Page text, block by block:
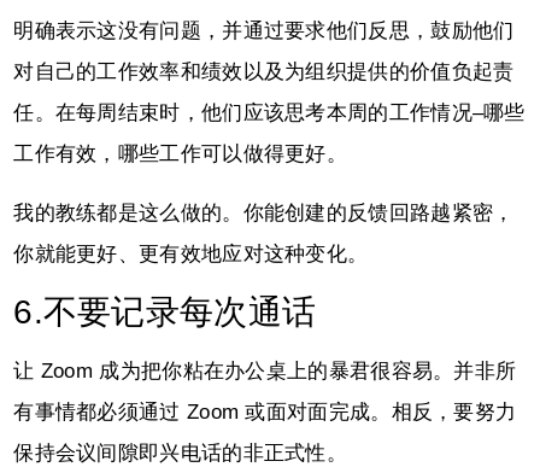
明确表示这没有问题，并通过要求他们反思，鼓励他们
对自己的工作效率和绩效以及为组织提供的价值负起责
任。在每周结束时，他们应该思考本周的工作情况–哪些
工作有效，哪些工作可以做得更好。
我的教练都是这么做的。你能创建的反馈回路越紧密，
你就能更好、更有效地应对这种变化。
6.不要记录每次通话
让 Zoom 成为把你粘在办公桌上的暴君很容易。并非所
有事情都必须通过 Zoom 或面对面完成。相反，要努力
保持会议间隙即兴电话的非正式性。